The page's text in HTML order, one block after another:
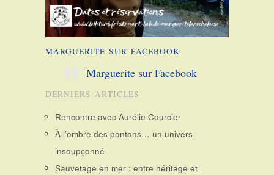
MARGUERITE SUR FACEBOOK
Marguerite sur Facebook
DERNIERS ARTICLES
Rencontre avec Aurélie Courcier
À l’ombre des pontons… un univers
insoupçonné
Sauvetage en mer : entre héritage et